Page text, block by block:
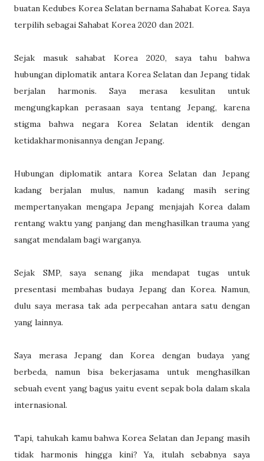
buatan Kedubes Korea Selatan bernama Sahabat Korea. Saya
terpilih sebagai Sahabat Korea 2020 dan 2021.
Sejak masuk sahabat Korea 2020, saya tahu bahwa
hubungan diplomatik antara Korea Selatan dan Jepang tidak
berjalan harmonis. Saya merasa kesulitan untuk
mengungkapkan perasaan saya tentang Jepang, karena
stigma bahwa negara Korea Selatan identik dengan
ketidakharmonisannya dengan Jepang.
Hubungan diplomatik antara Korea Selatan dan Jepang
kadang berjalan mulus, namun kadang masih sering
mempertanyakan mengapa Jepang menjajah Korea dalam
rentang waktu yang panjang dan menghasilkan trauma yang
sangat mendalam bagi warganya.
Sejak SMP, saya senang jika mendapat tugas untuk
presentasi membahas budaya Jepang dan Korea. Namun,
dulu saya merasa tak ada perpecahan antara satu dengan
yang lainnya.
Saya merasa Jepang dan Korea dengan budaya yang
berbeda, namun bisa bekerjasama untuk menghasilkan
sebuah event yang bagus yaitu event sepak bola dalam skala
internasional.
Tapi, tahukah kamu bahwa Korea Selatan dan Jepang masih
tidak harmonis hingga kini? Ya, itulah sebabnya saya